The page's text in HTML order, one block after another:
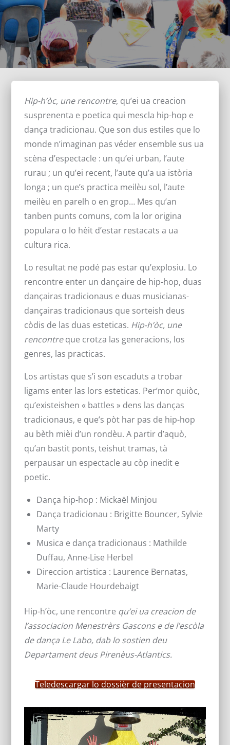
Hip-h’òc, une rencontre, qu’ei ua creacion
susprenenta e poetica qui mescla hip-hop e
dança tradicionau. Que son dus estiles que lo
monde n’imaginan pas véder ensemble sus ua
scèna d’espectacle : un qu’ei urban, l’aute
rurau ; un qu’ei recent, l’aute qu’a ua istòria
longa ; un que’s practica meilèu sol, l’aute
meilèu en parelh o en grop… Mes qu’an
tanben punts comuns, com la lor origina
populara o lo hèit d’estar restacats a ua
cultura rica.
Lo resultat ne podé pas estar qu’explosiu. Lo
rencontre enter un dançaire de hip-hop, duas
dançairas tradicionaus e duas musicianas-
dançairas tradicionaus que sorteish deus
còdis de las duas esteticas. Hip-h’òc, une
rencontreque crotza las generacions, los
genres, las practicas.
Los artistas que s’i son escaduts a trobar
ligams enter las lors esteticas. Per’mor quiòc,
qu’existeishen « battles » dens las danças
tradicionaus, e que’s pòt har pas de hip-hop
au bèth mièi d’un rondèu. A partir d’aquò,
qu’an bastit ponts, teishut tramas, tà
perpausar un espectacle au còp inedit e
poetic.
Dança hip-hop : Mickaël Minjou
Dança tradicionau : Brigitte Bouncer, Sylvie
Marty
Musica e dança tradicionaus : Mathilde
Duffau, Anne-Lise Herbel
Direccion artistica : Laurence Bernatas,
Marie-Claude Hourdebaigt
Hip-h’òc, une rencontre qu’ei ua creacion de
l’associacion Menestrèrs Gascons e de l’escòla
de dança Le Labo, dab lo sostien deu
Departament deus Pirenèus-Atlantics.
Teledescargar lo dossièr de presentacion